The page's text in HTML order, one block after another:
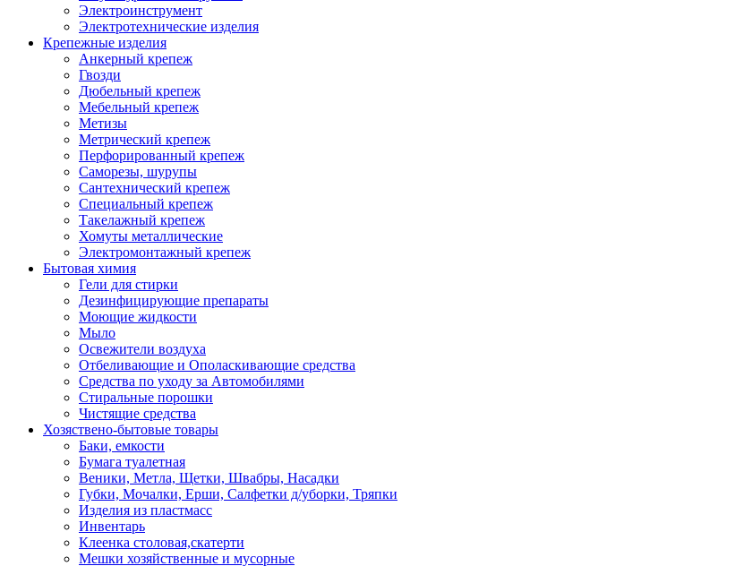
Электроинструмент
Электротехнические изделия
Крепежные изделия
Анкерный крепеж
Гвозди
Дюбельный крепеж
Мебельный крепеж
Метизы
Метрический крепеж
Перфорированный крепеж
Саморезы, шурупы
Сантехнический крепеж
Специальный крепеж
Такелажный крепеж
Хомуты металлические
Электромонтажный крепеж
Бытовая химия
Гели для стирки
Дезинфицирующие препараты
Моющие жидкости
Мыло
Освежители воздуха
Отбеливающие и Ополаскивающие средства
Средства по уходу за Автомобилями
Стиральные порошки
Чистящие средства
Хозяствено-бытовые товары
Баки, емкости
Бумага туалетная
Веники, Метла, Щетки, Швабры, Насадки
Губки, Мочалки, Ерши, Салфетки д/уборки, Тряпки
Изделия из пластмасс
Инвентарь
Клеенка столовая,скатерти
Мешки хозяйственные и мусорные